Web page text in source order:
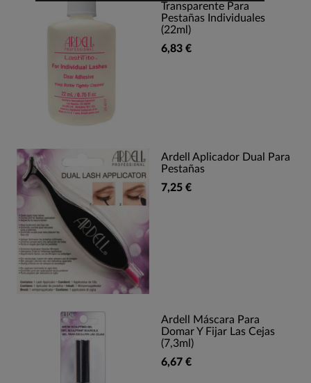
Transparente Para
Pestañas Individuales
(22ml)
6,83 €
Ardell Aplicador Dual Para
Pestañas
7,25 €
Ardell Máscara Para
Domar Y Fijar Las Cejas
(7,3ml)
6,67 €